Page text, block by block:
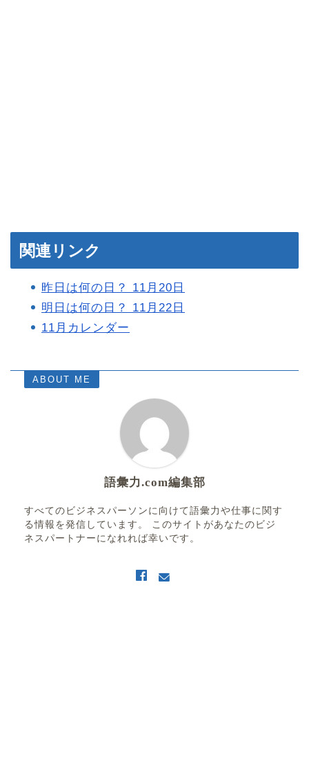
関連リンク
昨日は何の日？ 11月20日
明日は何の日？ 11月22日
11月カレンダー
ABOUT ME
語彙力.com編集部
すべてのビジネスパーソンに向けて語彙力や仕事に関す
る情報を発信しています。 このサイトがあなたのビジ
ネスパートナーになれれば幸いです。